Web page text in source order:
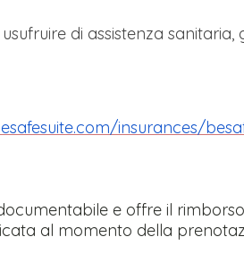
di assistenza
insurances/
e offre il
al momento della